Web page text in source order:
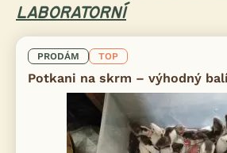
LABORATORNÍ
PRODÁM TOP
Potkani na skrm – výhodný